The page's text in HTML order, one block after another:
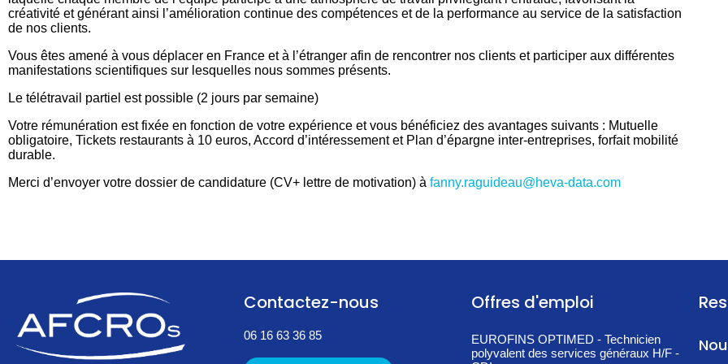
créativité et générant ainsi l’amélioration continue des compétences et de la performance au service de la satisfaction
de nos clients.
Vous êtes amené à vous déplacer en France et à l’étranger afin de rencontrer nos clients et participer aux différentes
manifestations scientifiques sur lesquelles nous sommes présents.
Le télétravail partiel est possible (2 jours par semaine)
Votre rémunération est fixée en fonction de votre expérience et vous bénéficiez des avantages suivants : Mutuelle
obligatoire, Tickets restaurants à 10 euros, Accord d’intéressement et Plan d’épargne inter-entreprises, forfait mobilité
durable.
Merci d’envoyer votre dossier de candidature (CV+ lettre de motivation) à fanny.raguideau@heva-data.com
Contactez-nous
06 16 63 36 85
Offres d'emploi
EUROFINS OPTIMED - Technicien
polyvalent des services généraux H/F -